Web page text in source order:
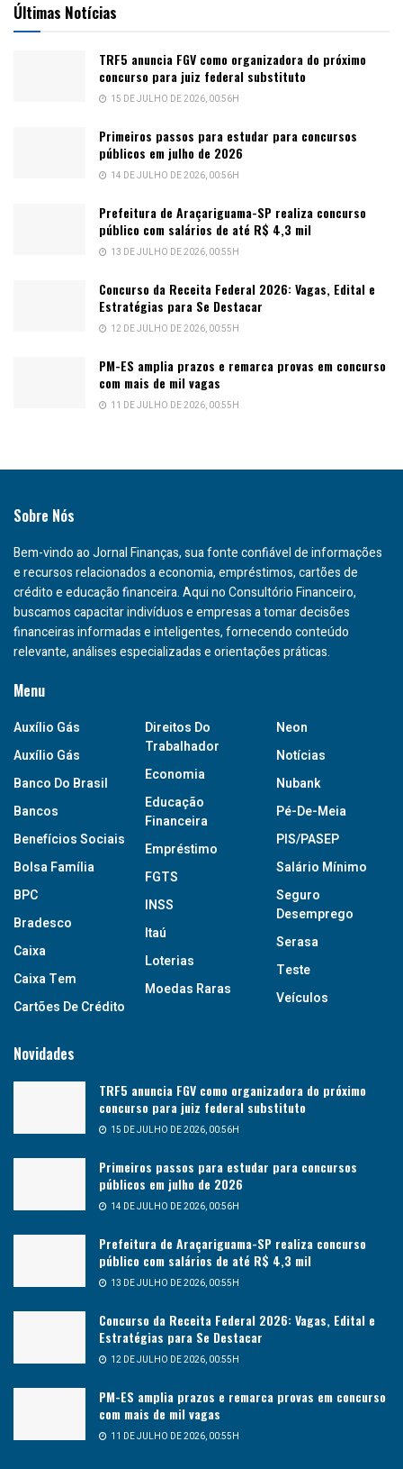
Últimas Notícias
TRF5 anuncia FGV como organizadora do próximo
concurso para juiz federal substituto
15 DE JULHO DE 2026, 00:56H
Primeiros passos para estudar para concursos
públicos em julho de 2026
14 DE JULHO DE 2026, 00:56H
Prefeitura de Araçariguama-SP realiza concurso
público com salários de até R$ 4,3 mil
13 DE JULHO DE 2026, 00:55H
Concurso da Receita Federal 2026: Vagas, Edital e
Estratégias para Se Destacar
12 DE JULHO DE 2026, 00:55H
PM-ES amplia prazos e remarca provas em concurso
com mais de mil vagas
11 DE JULHO DE 2026, 00:55H
Sobre Nós
Bem-vindo ao Jornal Finanças, sua fonte confiável de informações
e recursos relacionados a economia, empréstimos, cartões de
crédito e educação financeira. Aqui no Consultório Financeiro,
buscamos capacitar indivíduos e empresas a tomar decisões
financeiras informadas e inteligentes, fornecendo conteúdo
relevante, análises especializadas e orientações práticas.
Menu
Auxílio Gás
Auxílio Gás
Banco Do Brasil
Bancos
Benefícios Sociais
Bolsa Família
BPC
Bradesco
Caixa
Caixa Tem
Cartões De Crédito
Direitos Do
Trabalhador
Economia
Educação
Financeira
Empréstimo
FGTS
INSS
Itaú
Loterias
Moedas Raras
Neon
Notícias
Nubank
Pé-De-Meia
PIS/PASEP
Salário Mínimo
Seguro
Desemprego
Serasa
Teste
Veículos
Novidades
TRF5 anuncia FGV como organizadora do próximo
concurso para juiz federal substituto
15 DE JULHO DE 2026, 00:56H
Primeiros passos para estudar para concursos
públicos em julho de 2026
14 DE JULHO DE 2026, 00:56H
Prefeitura de Araçariguama-SP realiza concurso
público com salários de até R$ 4,3 mil
13 DE JULHO DE 2026, 00:55H
Concurso da Receita Federal 2026: Vagas, Edital e
Estratégias para Se Destacar
12 DE JULHO DE 2026, 00:55H
PM-ES amplia prazos e remarca provas em concurso
com mais de mil vagas
11 DE JULHO DE 2026, 00:55H